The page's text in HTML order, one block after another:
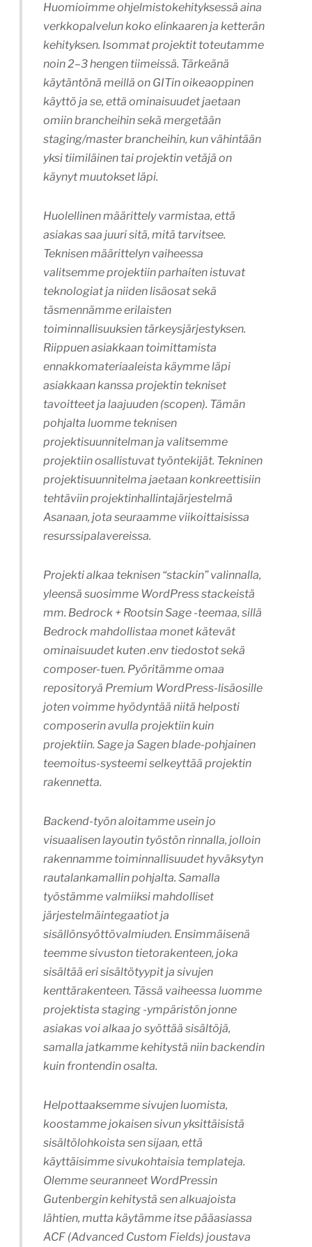
Huomioimme ohjelmistokehityksessä aina
verkkopalvelun koko elinkaaren ja ketterän
kehityksen. Isommat projektit toteutamme
noin 2–3 hengen tiimeissä. Tärkeänä
käytäntönä meillä on GITin oikeaoppinen
käyttö ja se, että ominaisuudet jaetaan
omiin brancheihin sekä mergetään
staging/master brancheihin, kun vähintään
yksi tiimiläinen tai projektin vetäjä on
käynyt muutokset läpi.
Huolellinen määrittely varmistaa, että
asiakas saa juuri sitä, mitä tarvitsee.
Teknisen määrittelyn vaiheessa
valitsemme projektiin parhaiten istuvat
teknologiat ja niiden lisäosat sekä
täsmennämme erilaisten
toiminnallisuuksien tärkeysjärjestyksen.
Riippuen asiakkaan toimittamista
ennakkomateriaaleista käymme läpi
asiakkaan kanssa projektin tekniset
tavoitteet ja laajuuden (scopen). Tämän
pohjalta luomme teknisen
projektisuunnitelman ja valitsemme
projektiin osallistuvat työntekijät. Tekninen
projektisuunnitelma jaetaan konkreettisiin
tehtäviin projektinhallintajärjestelmä
Asanaan, jota seuraamme viikoittaisissa
resurssipalavereissa.
Projekti alkaa teknisen “stackin” valinnalla,
yleensä suosimme WordPress stackeistä
mm. Bedrock + Rootsin Sage -teemaa, sillä
Bedrock mahdollistaa monet kätevät
ominaisuudet kuten .env tiedostot sekä
composer-tuen. Pyöritämme omaa
repositoryä Premium WordPress-lisäosille
joten voimme hyödyntää niitä helposti
composerin avulla projektiin kuin
projektiin. Sage ja Sagen blade-pohjainen
teemoitus-systeemi selkeyttää projektin
rakennetta.
Backend-työn aloitamme usein jo
visuaalisen layoutin työstön rinnalla, jolloin
rakennamme toiminnallisuudet hyväksytyn
rautalankamallin pohjalta. Samalla
työstämme valmiiksi mahdolliset
järjestelmäintegaatiot ja
sisällönsyöttövalmiuden. Ensimmäisenä
teemme sivuston tietorakenteen, joka
sisältää eri sisältötyypit ja sivujen
kenttärakenteen. Tässä vaiheessa luomme
projektista staging -ympäristön jonne
asiakas voi alkaa jo syöttää sisältöjä,
samalla jatkamme kehitystä niin backendin
kuin frontendin osalta.
Helpottaaksemme sivujen luomista,
koostamme jokaisen sivun yksittäisistä
sisältölohkoista sen sijaan, että
käyttäisimme sivukohtaisia templateja.
Olemme seuranneet WordPressin
Gutenbergin kehitystä sen alkuajoista
lähtien, mutta käytämme itse pääasiassa
ACF (Advanced Custom Fields) joustava